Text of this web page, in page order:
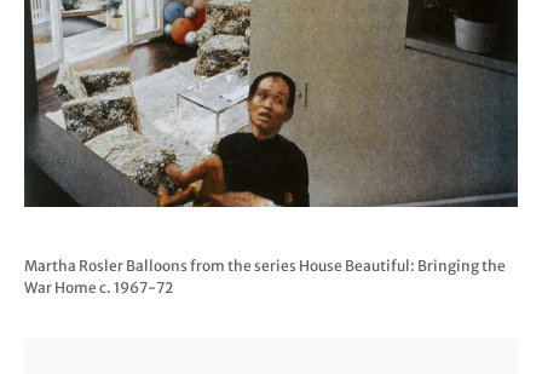
Martha Rosler Balloons from the series House Beautiful: Bringing the
War Home c. 1967-72